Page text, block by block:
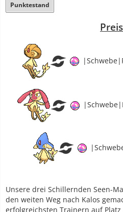
Punktestand
Unsere drei Schillernden Seen-
den weiten Weg nach Kalos
erfolgreichsten Trainern auf